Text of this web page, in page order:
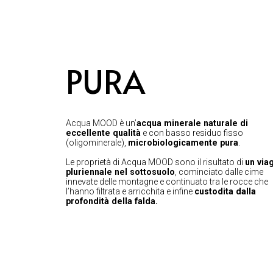
PURA
Acqua MOOD è un’acqua minerale naturale di
eccellente qualità e con basso residuo fisso
(oligominerale), microbiologicamente pura
Le proprietà di Acqua MOOD sono il risultato di un
pluriennale nel sottosuolo , cominciato dalle cime
innevate delle montagne e continuato tra le rocce che
l’hanno filtrata e arricchita e infine custodita dalla
profondità della falda.